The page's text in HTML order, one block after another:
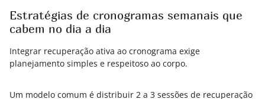
Estratégias de cronogramas semanais que
cabem no dia a dia
Integrar recuperação ativa ao cronograma exige
planejamento simples e respeitoso ao corpo.
Um modelo comum é distribuir 2 a 3 sessões de recuperação